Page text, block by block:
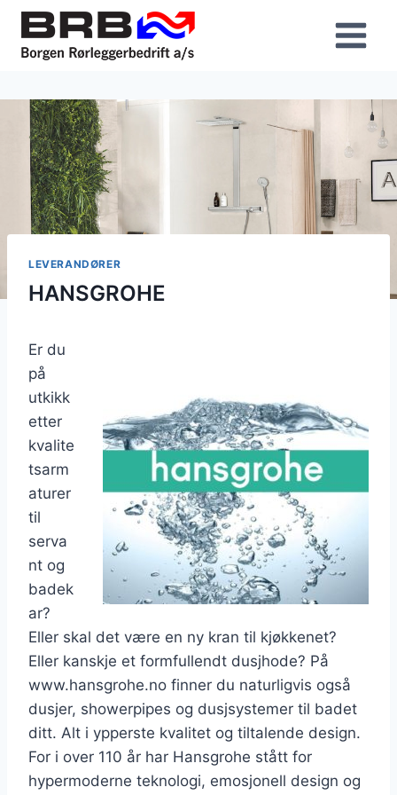
Skip
content
LEVERANDØRER
HANSGROHE
Er du
på
utkikk
etter
kvalite
tsarm
aturer
til
serva
nt og
badek
ar?
Eller skal det være en ny kran til kjøkkenet?
Eller kanskje et formfullendt dusjhode? På
www.hansgrohe.no finner du naturligvis også
dusjer, showerpipes og dusjsystemer til badet
ditt. Alt i ypperste kvalitet og tiltalende design.
For i over 110 år har Hansgrohe stått for
hypermoderne teknologi, emosjonell design og